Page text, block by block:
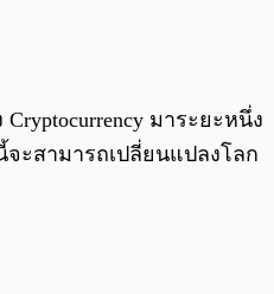
มาระยะหนึ่ง
ะสามารถเปลี่ยนแปลงโลก